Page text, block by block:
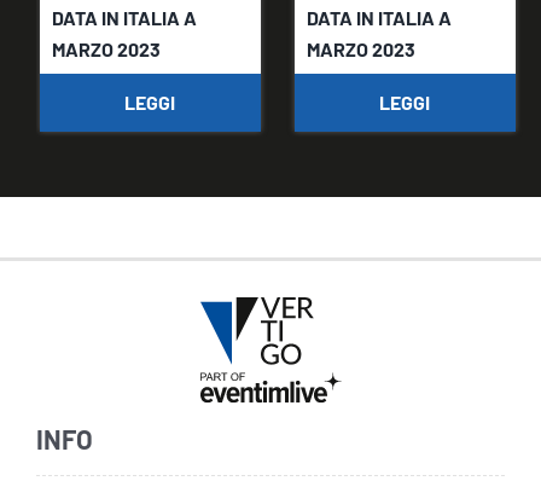
DATA IN ITALIA A
MARZO 2023
LEGGI
DATA IN ITALIA A
MARZO 2023
LEGGI
INFO